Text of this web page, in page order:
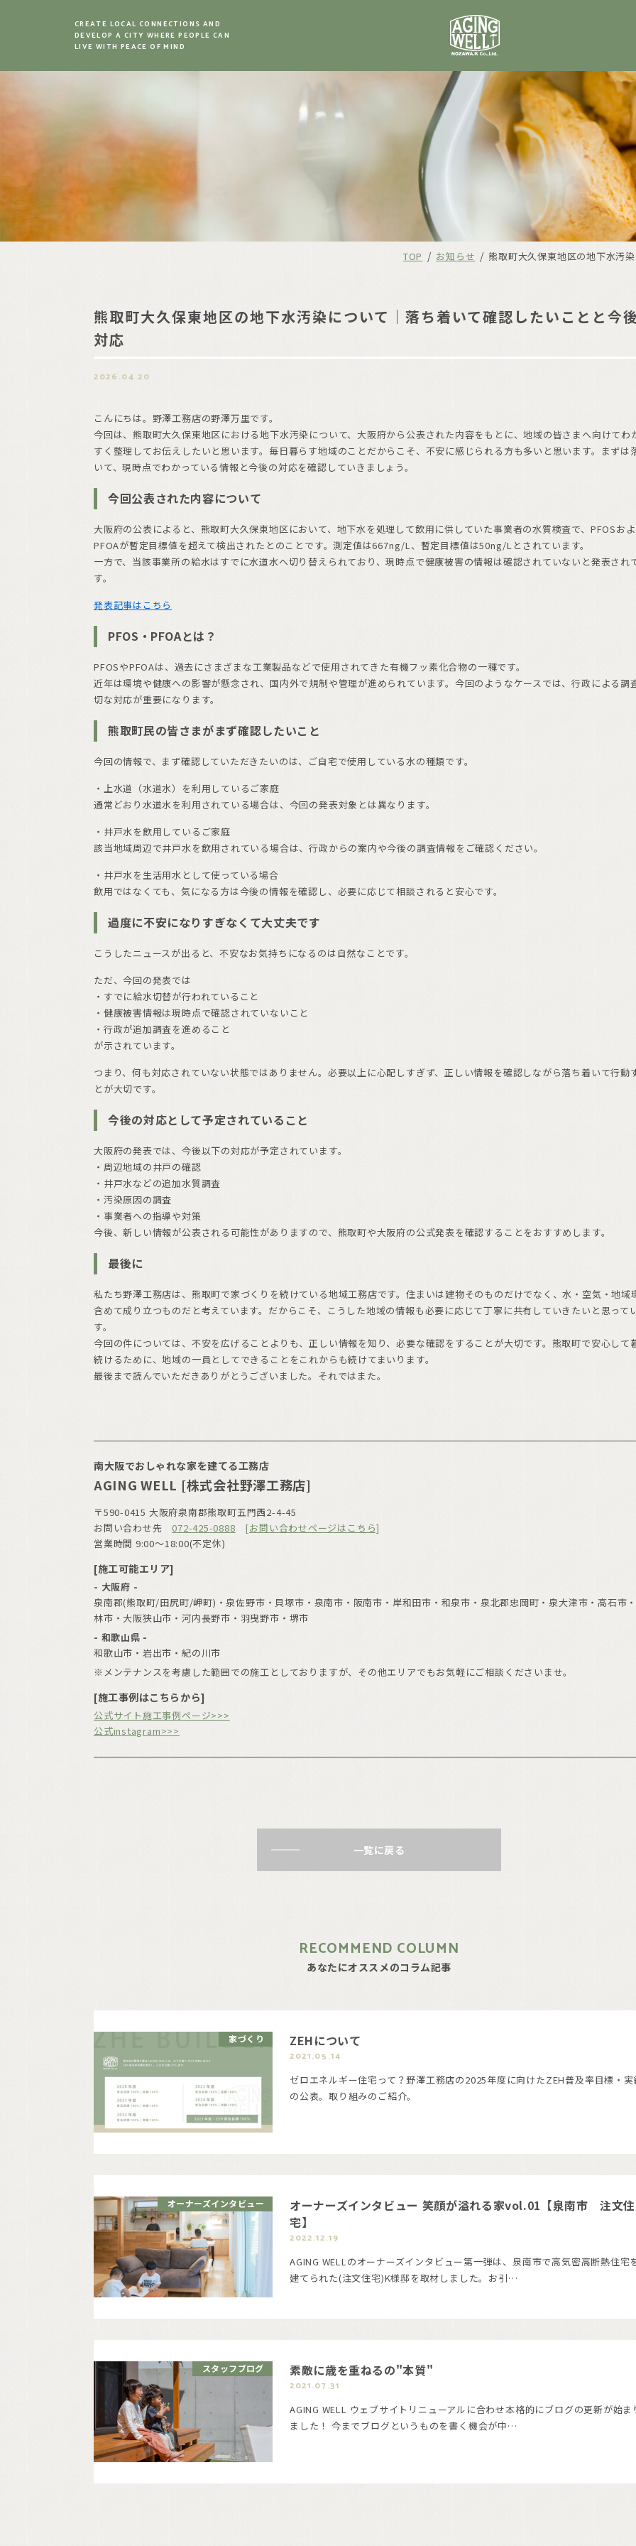
CREATE LOCAL CONNECTIONS AND
DEVELOP A CITY WHERE PEOPLE CAN
LIVE WITH PEACE OF MIND
TOP / お知らせ /熊取町大久保東地区の地下水汚
熊取町大久保東地区の地下水汚染について｜落ち着いて確認したいことと今
対応
2026.04.20
こんにちは。野澤工務店の野澤万里です。
今回は、熊取町大久保東地区における地下水汚染について、大阪府から公表された内容をもとに、地域の皆さまへ向けてわ
すく整理してお伝えしたいと思います。毎日暮らす地域のことだからこそ、不安に感じられる方も多いと思います。まずは
いて、現時点でわかっている情報と今後の対応を確認していきましょう。
今回公表された内容について
大阪府の公表によると、熊取町大久保東地区において、地下水を処理して飲用に供していた事業者の水質検査で、PFOSお
PFOAが暫定目標値を超えて検出されたとのことです。測定値は667ng/L、暫定目標値は50ng/Lとされています。
一方で、当該事業所の給水はすでに水道水へ切り替えられており、現時点で健康被害の情報は確認されていないと発表され
す。
発表記事はこちら
PFOS・PFOAとは？
PFOSやPFOAは、過去にさまざまな工業製品などで使用されてきた有機フッ素化合物の一種です。
近年は環境や健康への影響が懸念され、国内外で規制や管理が進められています。今回のようなケースでは、行政による調
切な対応が重要になります。
熊取町民の皆さまがまず確認したいこと
今回の情報で、まず確認していただきたいのは、ご自宅で使用している水の種類です。
・上水道（水道水）を利用しているご家庭
通常どおり水道水を利用されている場合は、今回の発表対象とは異なります。
・井戸水を飲用しているご家庭
該当地域周辺で井戸水を飲用されている場合は、行政からの案内や今後の調査情報をご確認ください。
・井戸水を生活用水として使っている場合
飲用ではなくても、気になる方は今後の情報を確認し、必要に応じて相談されると安心です。
過度に不安になりすぎなくて大丈夫です
こうしたニュースが出ると、不安なお気持ちになるのは自然なことです。
ただ、今回の発表では
・すでに給水切替が行われていること
・健康被害情報は現時点で確認されていないこと
・行政が追加調査を進めること
が示されています。
つまり、何も対応されていない状態ではありません。必要以上に心配しすぎず、正しい情報を確認しながら落ち着いて行動
とが大切です。
今後の対応として予定されていること
大阪府の発表では、今後以下の対応が予定されています。
・周辺地域の井戸の確認
・井戸水などの追加水質調査
・汚染原因の調査
・事業者への指導や対策
今後、新しい情報が公表される可能性がありますので、熊取町や大阪府の公式発表を確認することをおすすめします。
最後に
私たち野澤工務店は、熊取町で家づくりを続けている地域工務店です。住まいは建物そのものだけでなく、水・空気・地域
含めて成り立つものだと考えています。だからこそ、こうした地域の情報も必要に応じて丁寧に共有していきたいと思って
す。
今回の件については、不安を広げることよりも、正しい情報を知り、必要な確認をすることが大切です。熊取町で安心して
続けるために、地域の一員としてできることをこれからも続けてまいります。
最後まで読んでいただきありがとうございました。それではまた。
南大阪でおしゃれな家を建てる工務店
AGING WELL [株式会社野澤工務店]
〒590-0415 大阪府泉南郡熊取町五門西2-4-45
お問い合わせ先072-425-0888
[お問い合わせページはこちら]
営業時間 9:00〜18:00(不定休)
[施工可能エリア]
- 大阪府 -
泉南郡(熊取町/田尻町/岬町)・泉佐野市・貝塚市・泉南市・阪南市・岸和田市・和泉市・泉北郡忠岡町・泉大津市・高石市
林市・大阪狭山市・河内長野市・羽曳野市・堺市
- 和歌山県 -
和歌山市・岩出市・紀の川市
※メンテナンスを考慮した範囲での施工としておりますが、その他エリアでもお気軽にご相談くださいませ。
[施工事例はこちらから]
公式サイト施工事例ページ>>>
公式instagram>>>
一覧に戻る
RECOMMEND COLUMN
あなたにオススメのコラム記事
家づくり ZEHについて
2021.05.14
ゼロエネルギー住宅って？野澤工務店の2025年度に向けたZEH普及率目標・実
の公表。取り組みのご紹介。
オーナーズインタビュー
オーナーズインタビュー 笑顔が溢れる家vol.01【泉南市 注文住
宅】
2022.12.19
AGING WELLのオーナーズインタビュー第一弾は、泉南市で高気密高断熱住宅
建てられた(注文住宅)K様邸を取材しました。お引…
スタッフブログ 素敵に歳を重ねるの"本質"
2021.07.31
AGING WELL ウェブサイトリニューアルに合わせ本格的にブログの更新が始ま
ました！ 今までブログというものを書く機会が中…